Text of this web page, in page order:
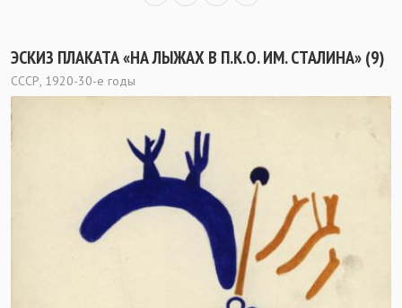
ЭСКИЗ ПЛАКАТА «НА ЛЫЖАХ В П.К.О. ИМ. СТАЛИНА» (9)
СССР, 1920-30-е годы